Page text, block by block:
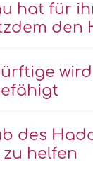
hat für
den
des
helfen